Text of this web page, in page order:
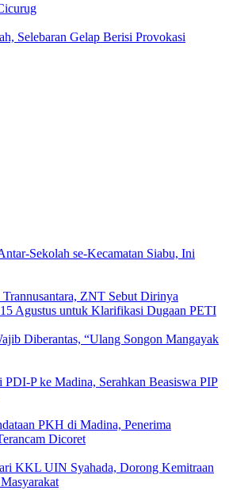
Selebaran Gelap Berisi Provokasi
Sekolah se-Kecamatan Siabu, Ini
ZNT Sebut Dirinya
Agustus untuk Klarifikasi Dugaan PETI
Diberantas, “Ulang Songon Mangayak
P ke Madina, Serahkan Beasiswa PIP
PKH di Madina, Penerima
Dicoret
KKL UIN Syahada, Dorong Kemitraan